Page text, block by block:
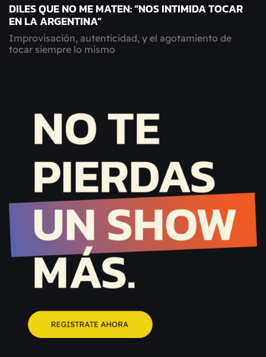
DILES QUE NO ME MATEN: “NOS INTIMIDA TOCAR
EN LA ARGENTINA”
Improvisación, autenticidad, y el agotamiento de
tocar siempre lo mismo